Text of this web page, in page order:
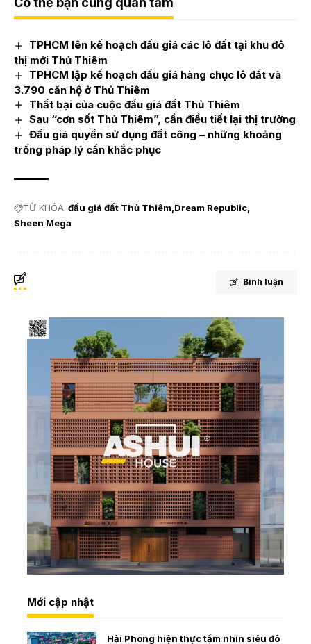
TPHCM lên kế hoạch đấu giá các lô đất tại khu đô
thị mới Thủ Thiêm
TPHCM lập kế hoạch đấu giá hàng chục lô đất và
3.790 căn hộ ở Thủ Thiêm
Thất bại của cuộc đấu giá đất Thủ Thiêm
Sau “cơn sốt Thủ Thiêm”, cần điều tiết lại thị trường
Đấu giá quyền sử dụng đất công – những khoảng
trống pháp lý cần khắc phục
TỪ KHÓA: đấu giá đất Thủ Thiêm Dream Republic
Sheen Mega
Bình luận
Mới cập nhật
Hải Phòng hiện thực tầm nhìn siêu đô